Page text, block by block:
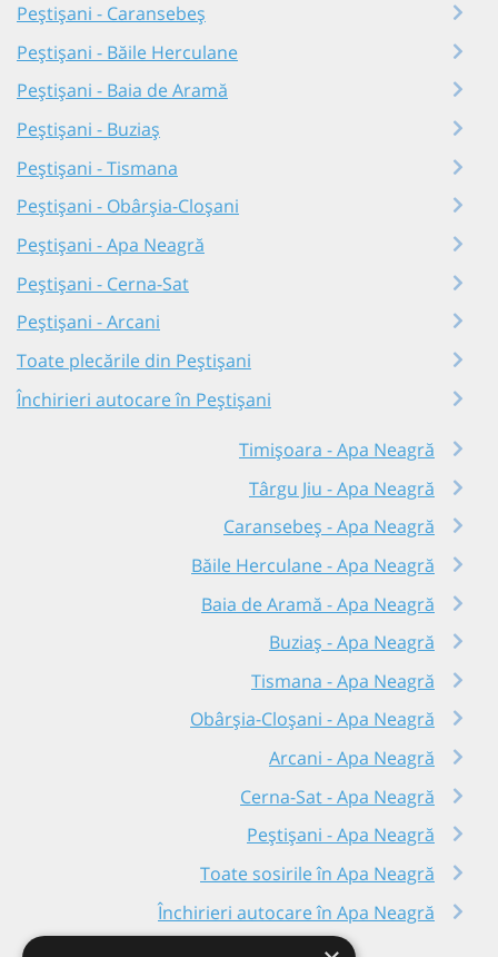
Peștișani - Caransebeș
Peștișani - Băile Herculane
Peștișani - Baia de Aramă
Peștișani - Buziaș
Peștișani - Tismana
Peștișani - Obârșia-Cloșani
Peștișani - Apa Neagră
Peștișani - Cerna-Sat
Peștișani - Arcani
Toate plecările din Peștișani
Închirieri autocare în Peștișani
Timișoara - Apa Neagră
Târgu Jiu - Apa Neagră
Caransebeș - Apa Neagră
Băile Herculane - Apa Neagră
Baia de Aramă - Apa Neagră
Buziaș - Apa Neagră
Tismana - Apa Neagră
Obârșia-Cloșani - Apa Neagră
Arcani - Apa Neagră
Cerna-Sat - Apa Neagră
Peștișani - Apa Neagră
Toate sosirile în Apa Neagră
Închirieri autocare în Apa Neagră